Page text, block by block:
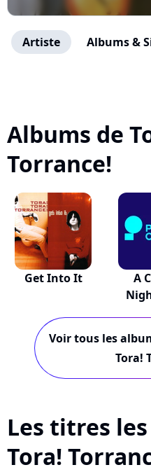
Artiste Albums &
Albums de
Torrance!
Get Into It
A
Voir tous les
Tora!
Les titres
Tora!